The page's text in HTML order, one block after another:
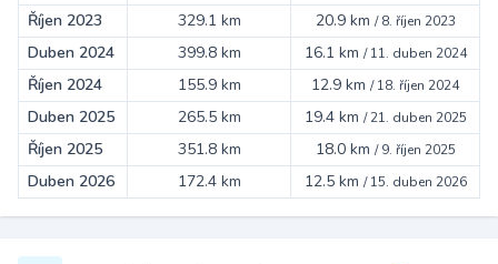
Říjen 2023 329.1 km 20.9 km /8. říjen 2023
Duben 2024 399.8 km 16.1 km /11. duben 2024
Říjen 2024 155.9 km 12.9 km /18. říjen 2024
Duben 2025 265.5 km 19.4 km /21. duben 2025
Říjen 2025 351.8 km 18.0 km /9. říjen 2025
Duben 2026 172.4 km 12.5 km /15. duben 2026